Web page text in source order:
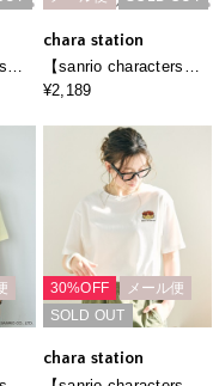
chara station
【sanrio characters】
KUROMI/クロミ刺繍デ
ンリオキャラクター
¥2,189
30%OFF
メール便
SOLD OUT
chara station